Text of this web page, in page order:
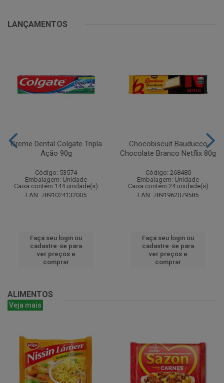
LANÇAMENTOS
Creme Dental Colgate Tripla
Ação 90g
Código: 53574
Embalagem: Unidade
Caixa contém 144 unidade(s)
EAN: 7891024132005
Faça seu login ou
cadastre-se para
ver preços e
comprar
Chocobiscuit Bauducco
Chocolate Branco Netflix 80g
Código: 268480
Embalagem: Unidade
Caixa contém 24 unidade(s)
EAN: 7891962079585
Faça seu login ou
cadastre-se para
ver preços e
comprar
ALIMENTOS
Veja mais